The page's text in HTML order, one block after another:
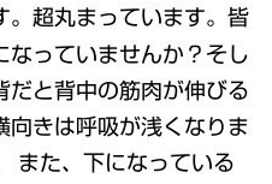
。超丸まっています。皆
なっていませんか？そし
だと背中の筋肉が伸びる
向きは呼吸が浅くなりま
また、下になっている